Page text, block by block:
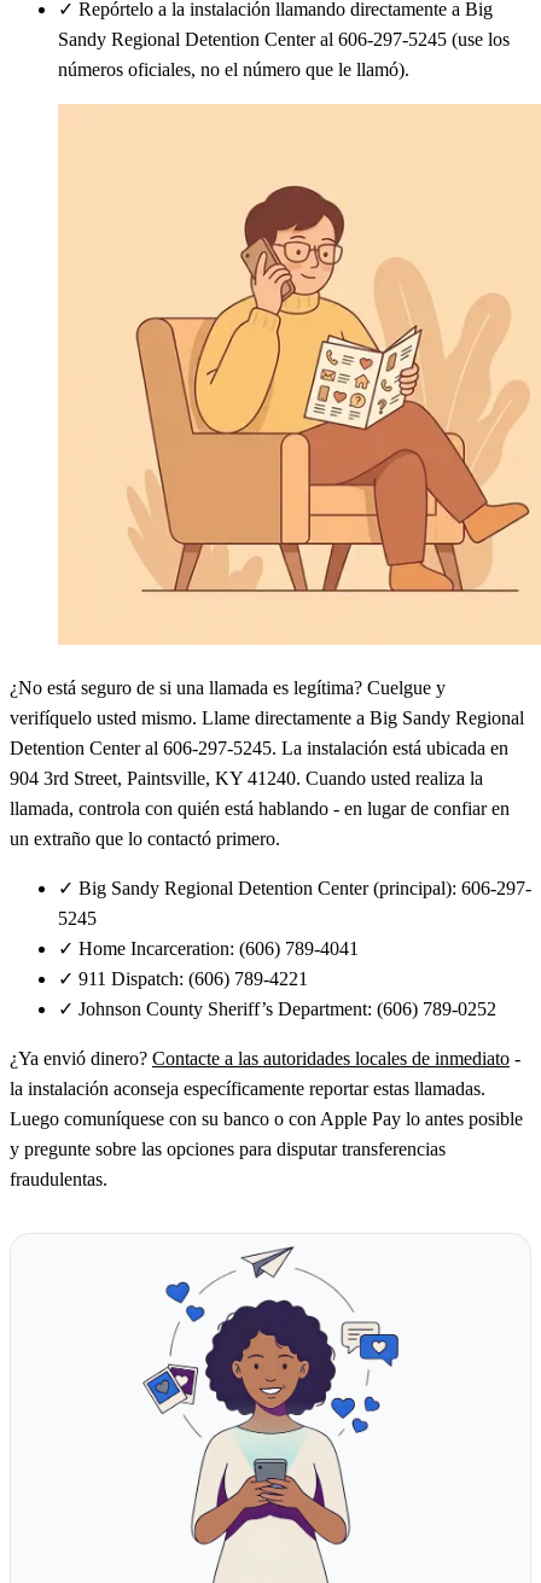
✓ Repórtelo a la instalación llamando directamente a Big
Sandy Regional Detention Center al 606-297-5245 (use los
números oficiales, no el número que le llamó).
¿No está seguro de si una llamada es legítima? Cuelgue y
verifíquelo usted mismo. Llame directamente a Big Sandy Regional
Detention Center al 606-297-5245. La instalación está ubicada en
904 3rd Street, Paintsville, KY 41240. Cuando usted realiza la
llamada, controla con quién está hablando - en lugar de confiar en
un extraño que lo contactó primero.
✓ Big Sandy Regional Detention Center (principal): 606-297-
5245
✓ Home Incarceration: (606) 789-4041
✓ 911 Dispatch: (606) 789-4221
✓ Johnson County Sheriff’s Department: (606) 789-0252
¿Ya envió dinero? Contacte a las autoridades locales de inmediato -
la instalación aconseja específicamente reportar estas llamadas.
Luego comuníquese con su banco o con Apple Pay lo antes posible
y pregunte sobre las opciones para disputar transferencias
fraudulentas.